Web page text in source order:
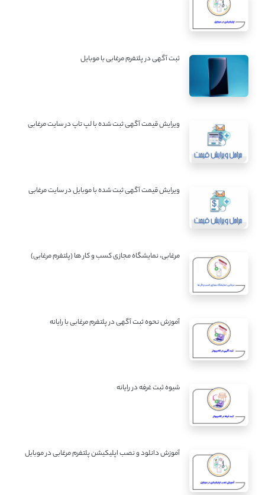
ثبت آگهی در پلتفرم مرغابی با موبایل
ویرایش قیمت آگهی ثبت شده با لپ تاپ در سایت مرغابی
ویرایش قیمت آگهی ثبت شده با موبایل در سایت مرغابی
مرغابی، نمایشگاه مجازی کسب و کار ها (پلتفرم مرغابی)
آموزش نحوه ثبت آگهی در پلتفرم مرغابی با رایانه
شیوه ثبت غرفه در رایانه
آموزش دانلود و نصب اپلیکیشن پلتفرم مرغابی در موبایل